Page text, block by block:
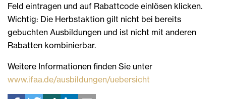
Feld eintragen und auf Rabattcode einlösen klicken.
Wichtig: Die Herbstaktion gilt nicht bei bereits
gebuchten Ausbildungen und ist nicht mit anderen
Rabatten kombinierbar.
Weitere Informationen finden Sie unter
www.ifaa.de/ausbildungen/uebersicht